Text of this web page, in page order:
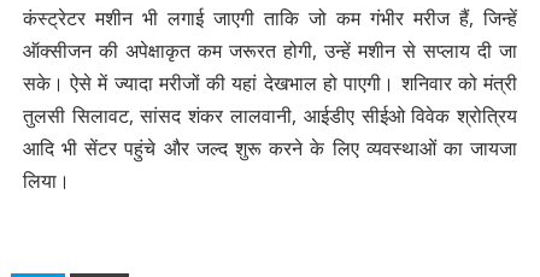
कंस्ट्रेटर मशीन भी लगाई जाएगी ताकि जो कम गंभीर मरीज हैं, जिन्हें
ऑक्सीजन की अपेक्षाकृत कम जरूरत होगी, उन्हें मशीन से सप्लाय दी जा
सके। ऐसे में ज्यादा मरीजों की यहां देखभाल हो पाएगी। शनिवार को मंत्री
तुलसी सिलावट, सांसद शंकर लालवानी, आईडीए सीईओ विवेक श्रोत्रिय
आदि भी सेंटर पहुंचे और जल्द शुरू करने के लिए व्यवस्थाओं का जायजा
लिया।